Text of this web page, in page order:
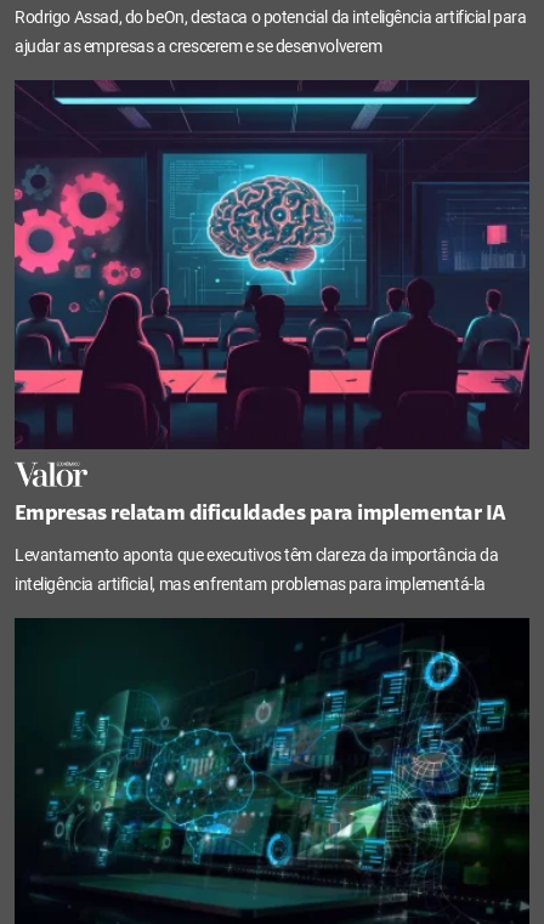
Rodrigo Assad, do beOn, destaca o potencial da inteligência artificial para
ajudar as empresas a crescerem e se desenvolverem
Empresas relatam dificuldades para implementar IA
Levantamento aponta que executivos têm clareza da importância da
inteligência artificial, mas enfrentam problemas para implementá-la